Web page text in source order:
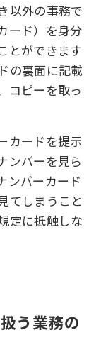
以外の事務で
ード）を身分
とができます
の裏面に記載
コピーを取っ
カードを提示
ンバーを見ら
ンバーカード
てしまうこと
定に抵触しな
う業務の